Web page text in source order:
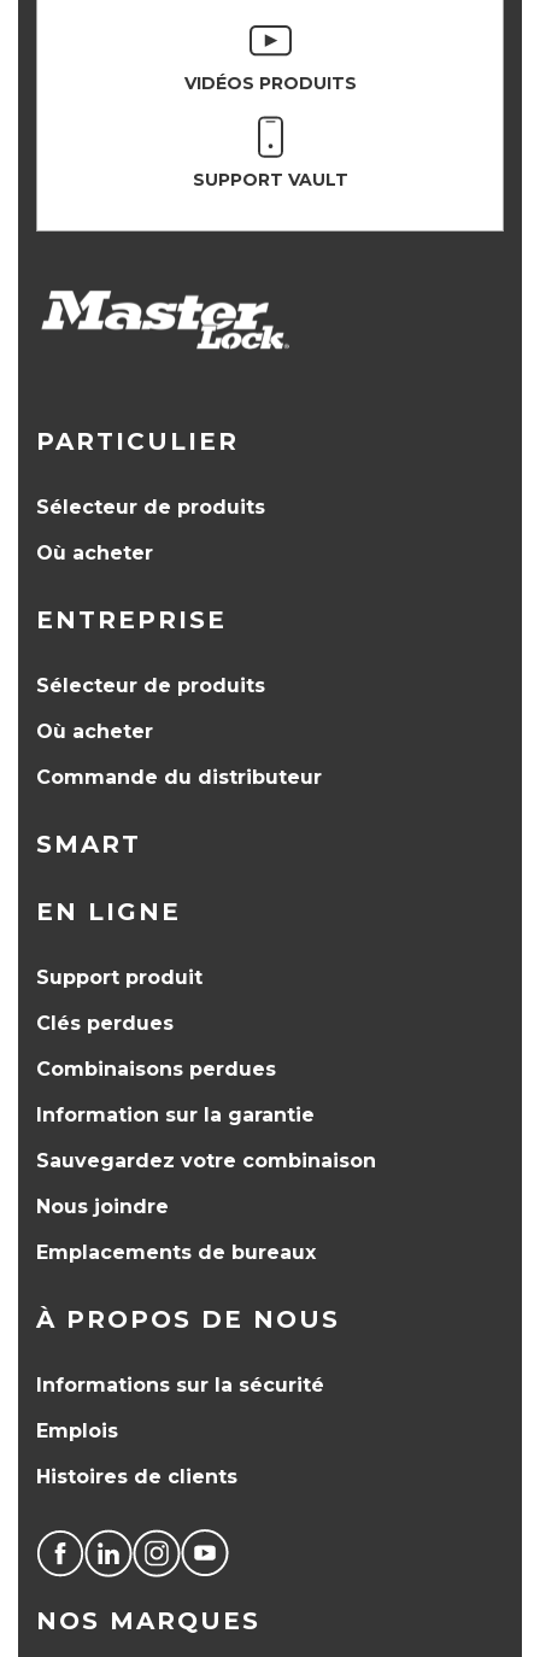
VIDÉOS PRODUITS
SUPPORT VAULT
PARTICULIER
Sélecteur de produits
Où acheter
ENTREPRISE
Sélecteur de produits
Où acheter
Commande du distributeur
SMART
EN LIGNE
Support produit
Clés perdues
Combinaisons perdues
Information sur la garantie
Sauvegardez votre combinaison
Nous joindre
Emplacements de bureaux
À PROPOS DE NOUS
Informations sur la sécurité
Emplois
Histoires de clients
NOS MARQUES